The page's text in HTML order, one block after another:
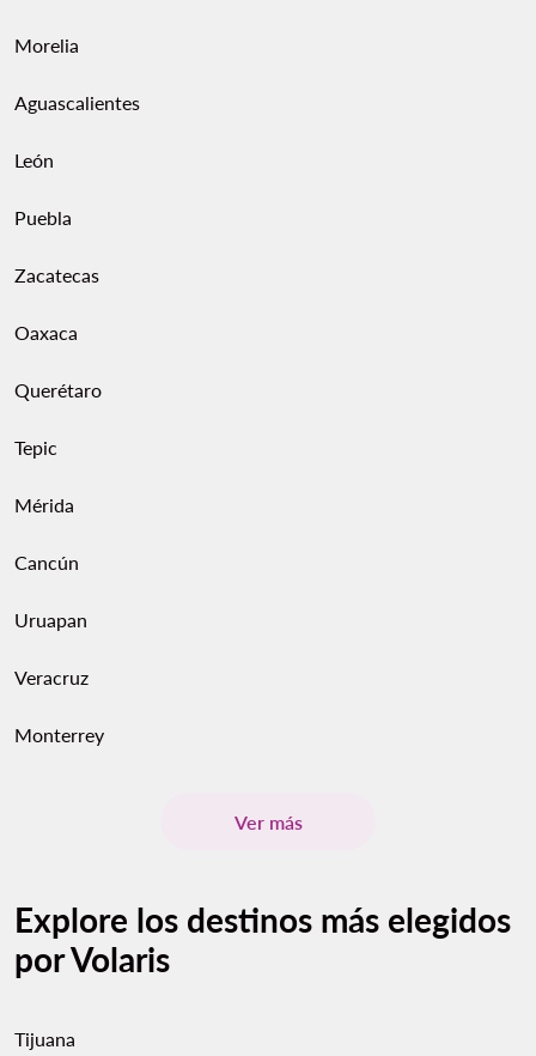
Morelia
Aguascalientes
León
Puebla
Zacatecas
Oaxaca
Querétaro
Tepic
Mérida
Cancún
Uruapan
Veracruz
Monterrey
Ver más
Explore los destinos más elegidos
por Volaris
Tijuana